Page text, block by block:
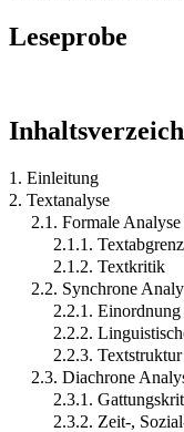
Leseprobe
1. Einleitung
2. Textanalyse
2.1. Formale Analyse
2.1.1.
2.1.2. Textkritik
2.2. Synchrone
2.2.1. Einordnung
2.2.2.
2.2.3. Textstruktur
2.3. Diachrone
2.3.1.
2.3.2. Zeit-,